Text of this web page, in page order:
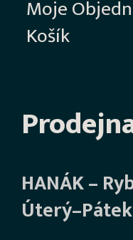
Moje
Košík
HANÁK –